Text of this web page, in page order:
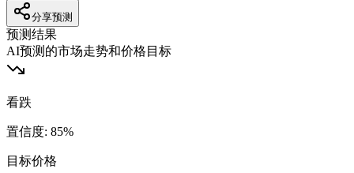
分享预测
预测结果
AI预测的市场走势和价格目标
看跌
置信度: 85%
目标价格